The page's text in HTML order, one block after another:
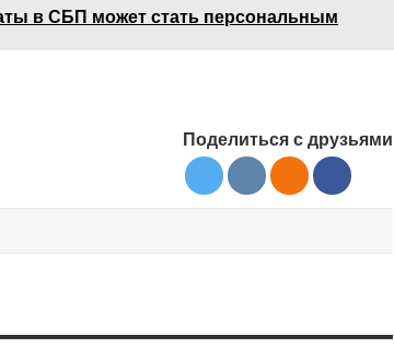
в СБП может стать персональным
Поделиться с друзьями